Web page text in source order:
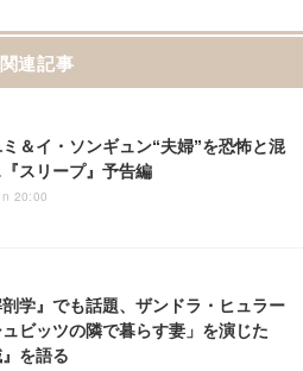
関連記事
＆イ・ソンギュン“夫婦”を恐怖と混
スリープ』予告編
20:00
剖学』でも話題、ザンドラ・ヒュラー
ビッツの隣で暮らす妻」を演じた
』を語る